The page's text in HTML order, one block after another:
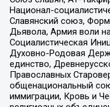
Национал-
Славянский союз,
Дьявола, Армия воли
Социалистическая
Духовно-Родовая
единство,
Православных
общенациональный
иммиграции, Кровь и